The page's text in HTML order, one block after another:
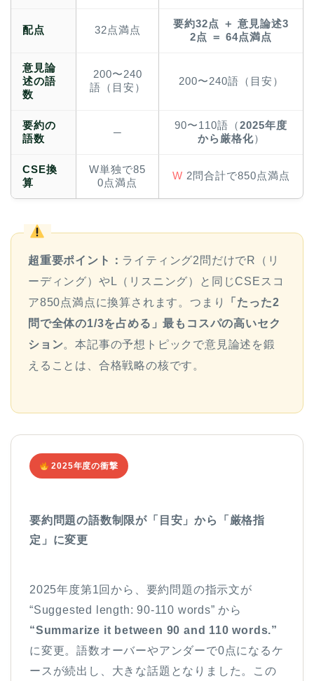
配点 32点満点
要約32点 ＋ 意見論述3
2点 ＝ 64点満点
意見論
述の語
数
200〜240
語（目安）
200〜240語（目安）
要約の
語数
─
90〜110語（2025年度
から厳格化）
CSE換
算
W単独で85
0点満点
W 2問合計で850点満点
超重要ポイント： ライティング2問だけでR（リ
ーディング）やL（リスニング）と同じCSEスコ
ア850点満点に換算されます。つまり
「たった2
問で全体の1/3を占める」最もコスパの高いセク
ション。本記事の予想トピックで意見論述を鍛
えることは、合格戦略の核です。
2025年度の衝撃
要約問題の語数制限が「目安」から「厳格指
定」に変更
2025年度第1回から、要約問題の指示文が
“Suggested length: 90-110 words” から
“Summarize it between 90 and 110 words.”
に変更。語数オーバーやアンダーで0点になるケ
ースが続出し、大きな話題となりました。この